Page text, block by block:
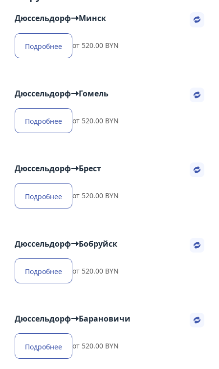
Дюссельдорф Минск
Подробнее от 520.00 BYN
Дюссельдорф Гомель
Подробнее от 520.00 BYN
Дюссельдорф Брест
Подробнее от 520.00 BYN
Дюссельдорф Бобруйск
Подробнее от 520.00 BYN
Дюссельдорф Барановичи
Подробнее от 520.00 BYN